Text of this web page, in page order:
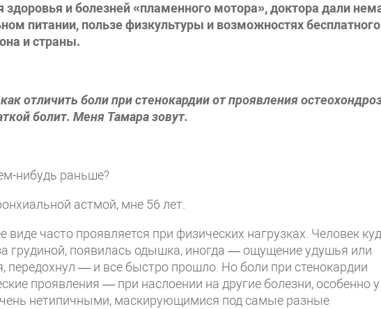
и болезней «пламенного мотора», доктора дали
питании, пользе физкультуры и возможностях бесплатного
и страны.
отличить боли при стенокардии от проявления
болит. Меня Тамара зовут.
нибудь раньше?
астмой, мне 56 лет.
часто проявляется при физических нагрузках. Человек
грудиной, появилась одышка, иногда — ощущение удушья или
передохнул — и все быстро прошло. Но боли при стенокардии
проявления — при наслоении на другие болезни, особенно у
нетипичными, маскирующимися под самые разные